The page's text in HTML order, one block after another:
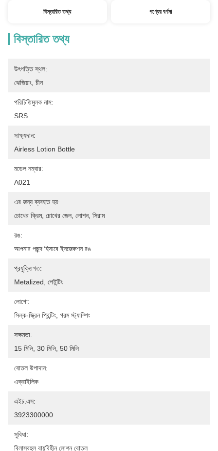
বিস্তারিত তথ্য পণ্যের বর্ণনা
বিস্তারিত তথ্য
উৎপত্তি স্থল:
ঝেজিয়াং, চীন
পরিচিতিমুলক নাম:
SRS
সাক্ষ্যদান:
Airless Lotion Bottle
মডেল নম্বার:
A021
এর জন্য ব্যবহৃত হয়:
চোখের ক্রিম, চোখের জেল, লোশন, সিরাম
রঙ:
আপনার পছন্দ হিসাবে ইনজেকশন রঙ
প্রযুক্তিগত:
Metalized, পেইন্টিং
লোগো:
সিল্ক-স্ক্রিন প্রিন্টিং, গরম স্ট্যাম্পিং
সক্ষমতা:
15 মিলি, 30 মিলি, 50 মিলি
বোতল উপাদান:
এক্রাইলিক
এইচ.এস:
3923300000
সুবিধা:
বিলাসবহুল বায়ুবিহীন লোশন বোতল